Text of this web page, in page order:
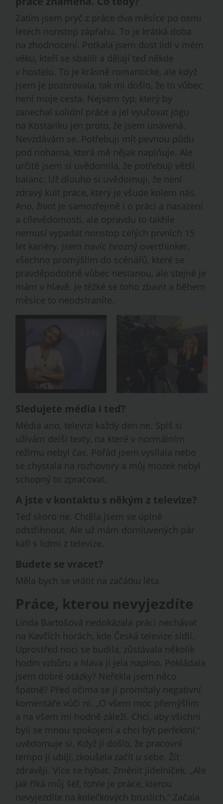
Zatím jsem pryč z práce dva měsíce po osmi
letech nonstop zápřahu. To je krátká doba
na zhodnocení. Potkala jsem dost lidí v mém
věku, kteří se sbalili a dělají teď někde
v hostelu. To je krásně romantické, ale když
jsem je pozorovala, tak mi došlo, že to vůbec
není moje cesta. Nejsem typ, který by
zanechal solidní práce a jel vyučovat jógu
na Kostariku jen proto, že jsem unavená.
Nevzdávám se. Potřebuji mít pevnou půdu
pod nohama, která mě nějak naplňuje. Ale
určitě jsem si uvědomila, že potřebuji větší
balanc. Už dlouho si uvědomuji, že není
zdravý kult práce, který je všude kolem nás.
Ano, život je samozřejmě i o práci a nasazení
a cílevědomosti, ale opravdu to takhle
nemusí vypadat nonstop celých prvních 15
let kariéry. Jsem navíc hrozný overthinker,
všechno promýšlím do scénářů, které se
pravděpodobně vůbec nestanou, ale stejně je
mám v hlavě. Je těžké se toho zbavit a během
měsíce to neodstraníte.
Sledujete média i teď?
Média ano, televizi každý den ne. Spíš si
užívám delší texty, na které v normálním
režimu nebyl čas. Pořád jsem vysílala nebo
se chystala na rozhovory a můj mozek nebyl
schopný to zpracovat.
A jste v kontaktu s někým z televize?
Teď skoro ne. Chtěla jsem se úplně
odstřihnout. Ale už mám domluvených pár
kafí s lidmi z televize.
Budete se vracet?
Měla bych se vrátit na začátku léta.
Práce, kterou nevyjezdíte
Linda Bartošová nedokázala práci nechávat
na Kavčích horách, kde Česká televize sídlí.
Uprostřed noci se budila, zůstávala několik
hodin vzhůru a hlava jí jela naplno. Pokládala
jsem dobré otázky? Neřekla jsem něco
špatně? Před očima se jí promítaly negativní
komentáře vůči ní. „O všem moc přemýšlím
a na všem mi hodně záleží. Chci, aby všichni
byli se mnou spokojení a chci být perfektní,“
uvědomuje si. Když jí došlo, že pracovní
tempo ji ubíjí, zkoušela začít u sebe. Žít
zdravěji. Více se hýbat. Změnit jídelníček. „Ale
jak říká můj šéf, tohle je práce, kterou
nevyjezdíte na kolečkových bruslích.“ Začala